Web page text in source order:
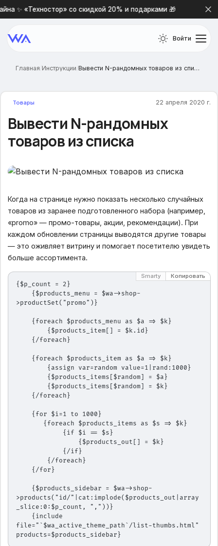
✨ «Техностор» со скидкой 20% и подарками 🎁
Войти
Главная/Инструкции/ Вывести N-рандомных товаров из списка
Товары 22 апреля 2020 г.
Вывести N-рандомных
товаров из списка
Когда на странице нужно показать несколько случайных
товаров из заранее подготовленного набора (например,
«promo» — промо-товары, акции, рекомендации). При
каждом обновлении страницы выводятся другие товары
— это оживляет витрину и помогает посетителю увидеть
больше ассортимента.
Smarty Копировать
{$p_count = 2}
>productSet("promo")}
    {foreach $products_menu as $a => $k}
        {$products_item[] = $k.id}
    {/foreach}
    {foreach $products_item as $a => $k}
        {assign var=random value=1|rand:1000}
        {$products_items[$random] = $a}
        {$products_items[$random] = $k}
    {/foreach}
    {for $i=1 to 1000}
       {foreach $products_items as $s => $k}
            {if $i == $s}
                {$products_out[] = $k}
            {/if}
        {/foreach}
    {/for}
>products("id/"|cat:implode($products_out|array
_slice:0:$p_count, ","))}
file="`$wa_active_theme_path`/list-thumbs.html"
products=$products_sidebar}